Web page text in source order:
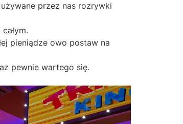
przez nas rozrywki
pieniądze owo postaw na
pewnie wartego się.